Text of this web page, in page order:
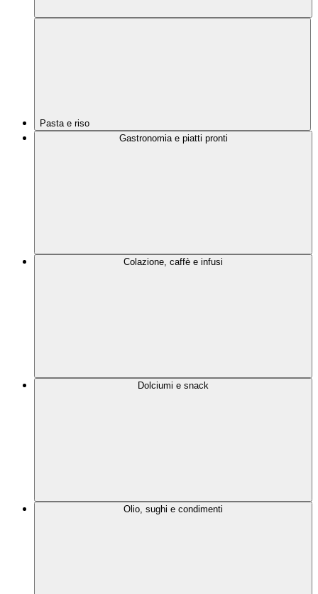
Pasta e riso
Gastronomia e piatti pronti
Colazione, caffè e infusi
Dolciumi e snack
Olio, sughi e condimenti